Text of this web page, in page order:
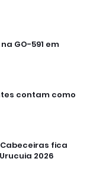
GO-591 em
contam como
fica
2026